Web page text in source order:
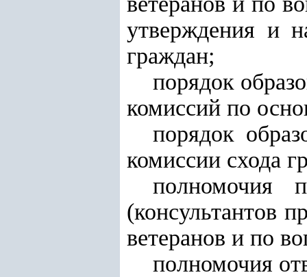
утверждения и
граждан;
порядок
комиссий по
порядок
комиссии схода
полномочия
(консультантов
ветеранов и по
полномочия